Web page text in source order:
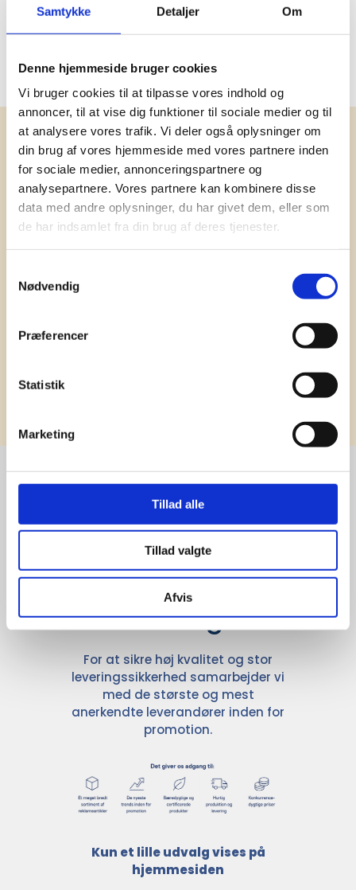
Samtykke Detaljer Om
Denne hjemmeside bruger cookies
Vi bruger cookies til at tilpasse vores indhold og
annoncer, til at vise dig funktioner til sociale medier og til
at analysere vores trafik. Vi deler også oplysninger om
din brug af vores hjemmeside med vores partnere inden
for sociale medier, annonceringspartnere og
analysepartnere. Vores partnere kan kombinere disse
data med andre oplysninger, du har givet dem, eller som
de har indsamlet fra din brug af deres tjenester.
Nødvendig
Præferencer
Statistik
Marketing
Tillad alle
Tillad valgte
Afvis
PMS farve
Få vores nyhedsbrev med
information om tilbud, nye varer og
andet godt
Kæmpe udvalg i klassiske og nyskabende gaveidéer
til din virksomhed. Vi kan det der med firmagaver, og
har ydet god personlig service til en
Stærke
leverandører
giver større
udvalg
For at sikre høj kvalitet og stor
leveringssikkerhed samarbejder vi
med de største og mest
anerkendte leverandører inden for
promotion.
Kun et lille udvalg vises på
hjemmesiden